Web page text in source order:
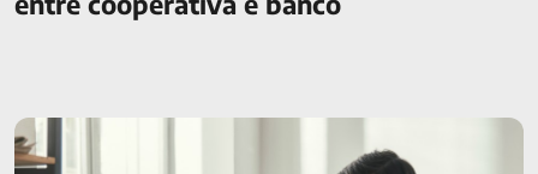
O que é day trade? Explicamos como funciona e se vale a
pena!